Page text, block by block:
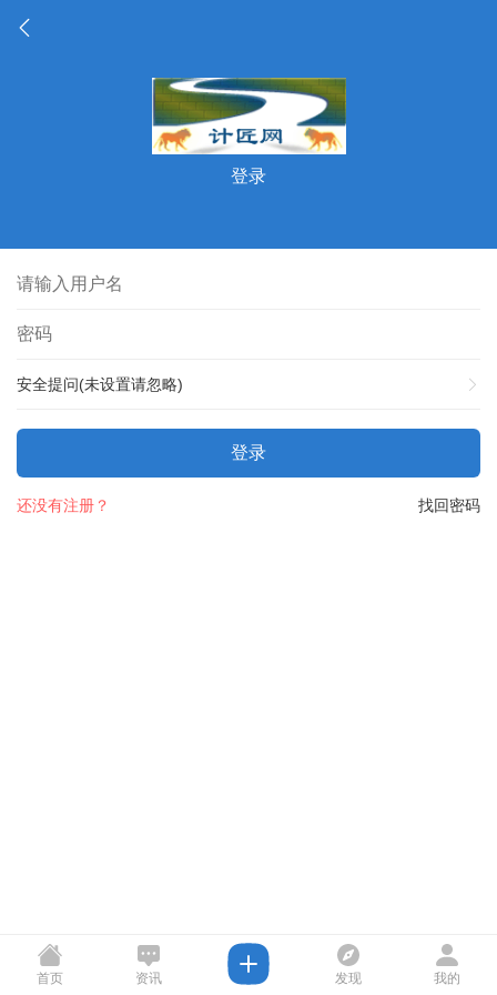
登录
安全提问(未设置请忽略)
登录
找回密码
还没有注册？
首页 资讯 发现 我的